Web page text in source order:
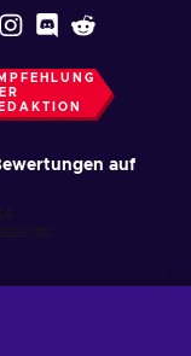
auf